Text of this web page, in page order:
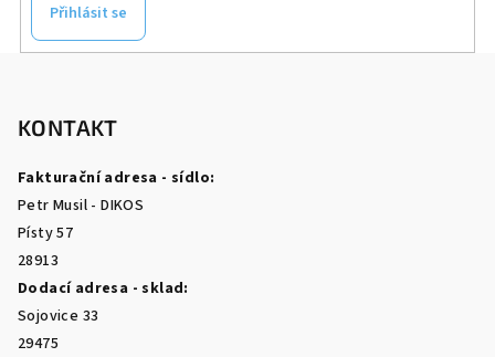
Přihlásit se
KONTAKT
Fakturační adresa - sídlo:
Petr Musil - DIKOS
Písty 57
28913
Dodací adresa - sklad:
Sojovice 33
29475